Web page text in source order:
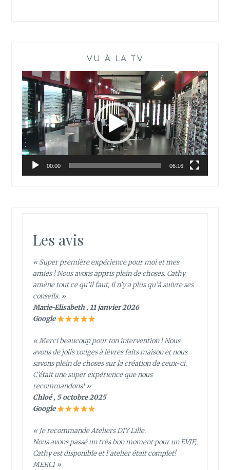
VU À LA TV
Lecteur
vidéo
00:00 06:16
Les avis
« Super première expérience pour moi et mes
amies ! Nous avons appris plein de choses. Cathy
amène tout ce qu’il faut, il n’y a plus qu’à suivre ses
conseils. »
Marie-Elisabeth , 11 janvier 2026
Google
« Merci beaucoup pour ton intervention ! Nous
avons de jolis rouges à lèvres faits maison et nous
savons plein de choses sur la création de ceux-ci.
C’était une super expérience que nous
recommandons! »
Chloé , 5 octobre 2025
Google
« Je recommande Ateliers DIY Lille.
Nous avons passé un très bon moment pour un EVJF,
Cathy est disponible et l’atelier était complet!
MERCI »